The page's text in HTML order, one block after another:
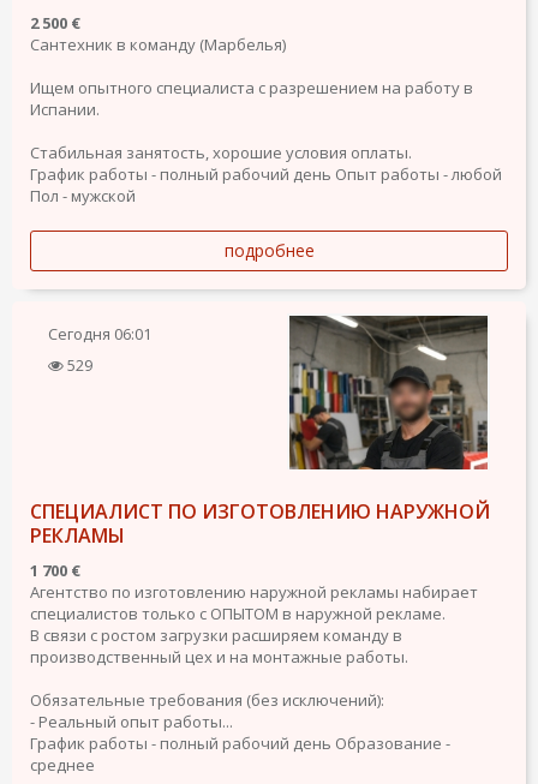
2 500 €
Сантехник в команду (Марбелья)
Ищем опытного специалиста с разрешением на работу в
Испании.
Стабильная занятость, хорошие условия оплаты.
График работы - полный рабочий день Опыт работы - любой
Пол - мужской
подробнее
Сегодня 06:01
529
СПЕЦИАЛИСТ ПО ИЗГОТОВЛЕНИЮ НАРУЖНОЙ
РЕКЛАМЫ
1 700 €
Агентство по изготовлению наружной рекламы набирает
специалистов только с ОПЫТОМ в наружной рекламе.
В связи с ростом загрузки расширяем команду в
производственный цех и на монтажные работы.
Обязательные требования (без исключений):
- Реальный опыт работы...
График работы - полный рабочий день Образование -
среднее